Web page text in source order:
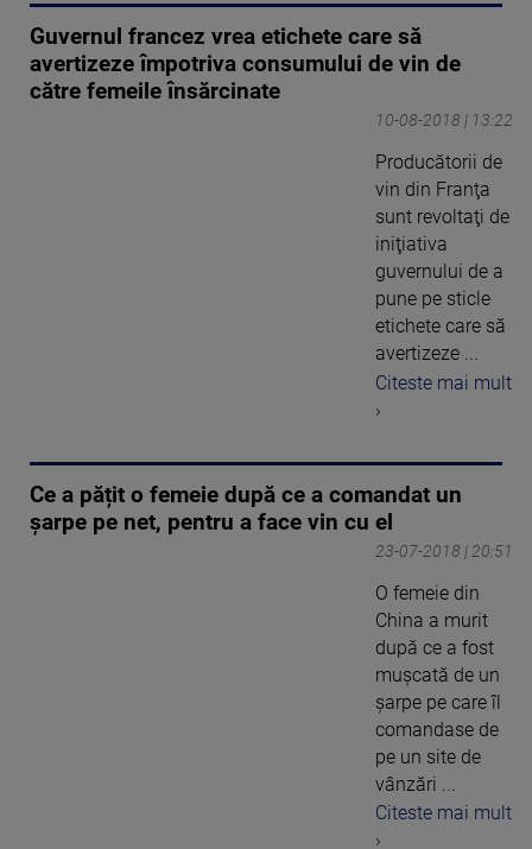
Guvernul francez vrea etichete care să
avertizeze împotriva consumului de vin de
către femeile însărcinate
10-08-2018 | 13:22
Producătorii de
vin din Franţa
sunt revoltaţi de
iniţiativa
guvernului de a
pune pe sticle
etichete care să
avertizeze ...
Citeste mai mult
›
Ce a pățit o femeie după ce a comandat un
șarpe pe net, pentru a face vin cu el
23-07-2018 | 20:51
O femeie din
China a murit
după ce a fost
muşcată de un
şarpe pe care îl
comandase de
pe un site de
vânzări ...
Citeste mai mult
›